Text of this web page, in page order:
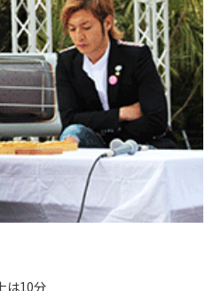
は10分